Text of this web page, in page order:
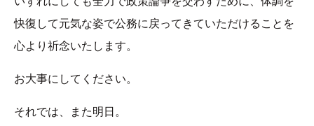
快復して元気な姿で公務に戻ってきていただけることを
心より祈念いたします。
お大事にしてください。
それでは、また明日。